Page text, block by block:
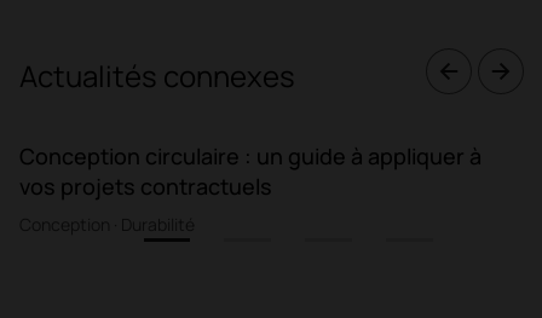
Actualités connexes
Conception circulaire : un guide à appliquer à
vos projets contractuels